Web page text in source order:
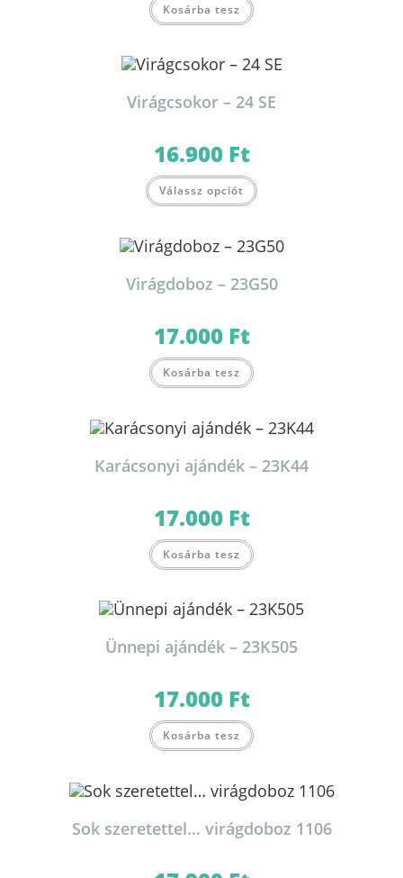
Kosárba tesz
Virágcsokor – 24 SE
16.900 Ft
Válassz opciót
Virágdoboz – 23G50
17.000 Ft
Kosárba tesz
Karácsonyi ajándék – 23K44
17.000 Ft
Kosárba tesz
Ünnepi ajándék – 23K505
17.000 Ft
Kosárba tesz
Sok szeretettel… virágdoboz 1106